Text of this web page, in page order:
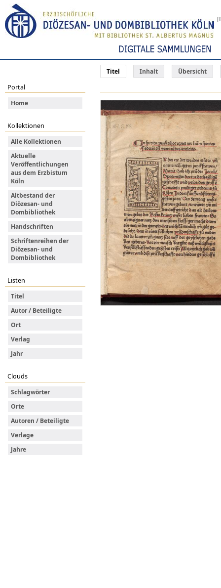
Titel Inhalt Übersicht
Portal
Home
Kollektionen
Alle Kollektionen
Aktuelle
Veröffentlichungen
aus dem Erzbistum
Köln
Altbestand der
Diözesan- und
Dombibliothek
Handschriften
Schriftenreihen der
Diözesan- und
Dombibliothek
Listen
Titel
Autor / Beteiligte
Ort
Verlag
Jahr
Clouds
Schlagwörter
Orte
Autoren / Beteiligte
Verlage
Jahre